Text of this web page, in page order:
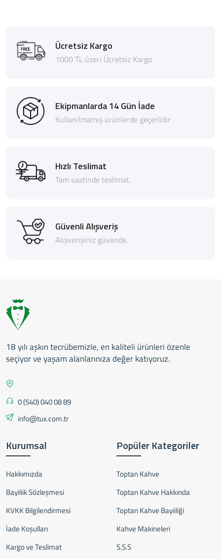
Ücretsiz Kargo
1000 TL üzeri Ücretsiz Kargo
Ekipmanlarda 14 Gün İade
Kullanılmamış ürünlerde geçerlidir
Hızlı Teslimat
Tam saatinde teslimat.
Güvenli Alışveriş
Alışverişiniz güvende.
18 yılı aşkın tecrübemizle, en kaliteli ürünleri özenle
seçiyor ve yaşam alanlarınıza değer katıyoruz.
0 (540) 040 08 89
info@tux.com.tr
Kurumsal
Hakkımızda
Bayiliik Sözleşmesi
KVKK Bilgilendirmesi
İade Koşulları
Kargo ve Teslimat
Popüler Kategoriler
Toptan Kahve
Toptan Kahve Hakkında
Toptan Kahve Bayiiliği
Kahve Makineleri
S.S.S